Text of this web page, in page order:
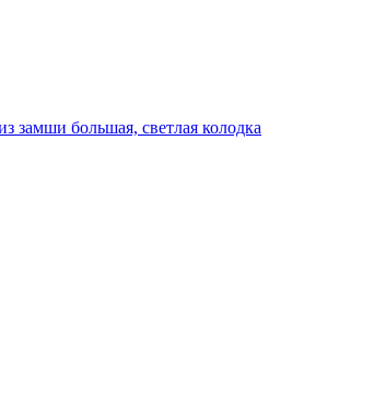
замши большая, светлая колодка